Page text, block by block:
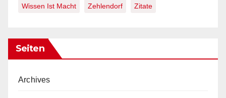
Wissen Ist Macht Zehlendorf Zitate
Seiten
Archives